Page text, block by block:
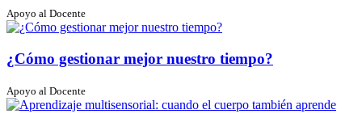
Apoyo al Docente
¿Cómo gestionar mejor nuestro tiempo?
Apoyo al Docente